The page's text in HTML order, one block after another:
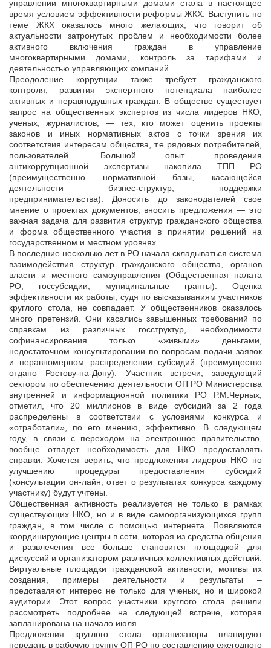
управлении многоквартирными домами стала в настоящее
время условием эффективности реформы ЖКХ. Выступить по
теме ЖКХ оказалось много желающих, что говорит об
актуальности затронутых проблем и необходимости более
активного включения граждан в управление
многоквартирными домами, контроль за тарифами и
деятельностью управляющих компаний.
Преодоление коррупции также требует гражданского
контроля, развития экспертного потенциала наиболее
активных и неравнодушных граждан. В обществе существует
запрос на общественных экспертов из числа лидеров НКО,
ученых, журналистов, — тех, кто может оценить проекты
законов и иных нормативных актов с точки зрения их
соответствия интересам общества, т.е рядовых потребителей,
пользователей. Большой опыт проведения
антикоррупционной экспертизы накопила ТПП РО
(преимущественно нормативной базы, касающейся
деятельности бизнес-структур, поддержки
предпринимательства). Доносить до законодателей свое
мнение о проектах документов, вносить предложения — это
важная задача для развития структур гражданского общества
и форма общественного участия в принятии решений на
государственном и местном уровнях.
В последние несколько лет в РО начала складываться система
взаимодействия структур гражданского общества, органов
власти и местного самоуправления (Общественная палата
РО, госсубсидии, муниципальные гранты). Оценка
эффективности их работы, судя по высказываниям участников
круглого стола, не совпадает. У общественников оказалось
много претензий. Они касались завышенных требований по
справкам из различных госструктур, необходимости
софинансирования только «живыми» деньгами,
недостаточном консультировании по вопросам подачи заявок
и неравномерном распределении субсидий (преимущество
отдано Ростову-на-Дону). Участник встречи, заведующий
сектором по обеспечению деятельности ОП РО Министерства
внутренней и информационной политики РО Р.М.Черных,
отметил, что 20 миллионов в виде субсидий за 2 года
распределены в соответствии с условиями конкурса и
«отработали», по его мнению, эффективно. В следующем
году, в связи с переходом на электронное правительство,
вообще отпадет необходимость для НКО предоставлять
справки. Хочется верить, что предложения лидеров НКО по
улучшению процедуры предоставления субсидий
(консультации он-лайн, ответ о результатах конкурса каждому
участнику) будут учтены.
Общественная активность реализуется не только в рамках
существующих НКО, но и в виде самоорганизующихся групп
граждан, в том числе с помощью интернета. Появляются
координирующие центры в сети, которая из средства общения
и развлечения все больше становится площадкой для
дискуссий и организатором различных коллективных действий.
Виртуальные площадки гражданской активности, мотивы их
создания, примеры деятельности и результаты –
представляют интерес не только для ученых, но и широкой
аудитории. Этот вопрос участники круглого стола решили
рассмотреть подробнее на следующей встрече, которая
запланирована на начало июля.
Предложения круглого стола организаторы планируют
передать в рабочую группу ОП РО по составлению ежегодного